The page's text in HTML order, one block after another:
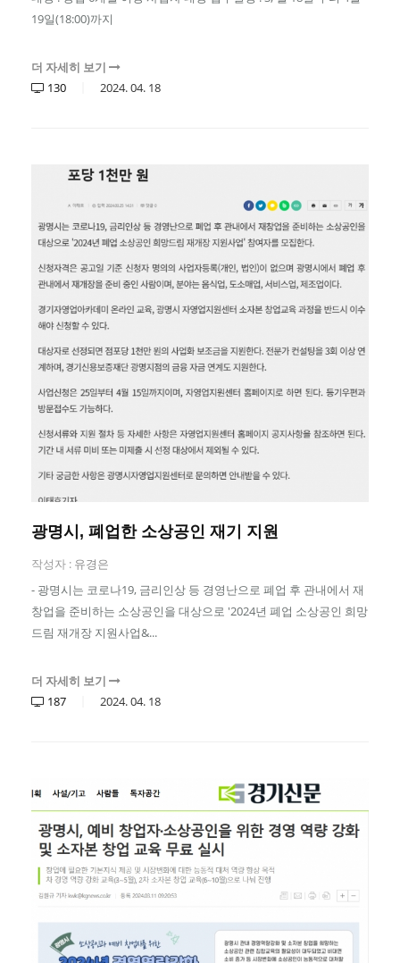
19일(18:00)까지
더 자세히 보기
130
2024.04. 18
광명시, 폐업한 소상공인 재기 지원
작성자 : 유경은
- 광명시는 코로나19, 금리인상 등 경영난으로 폐업 후 관내에서 재
창업을 준비하는 소상공인을 대상으로 '2024년 폐업 소상공인 희망
드림 재개장 지원사업&...
더 자세히 보기
187
2024.04. 18